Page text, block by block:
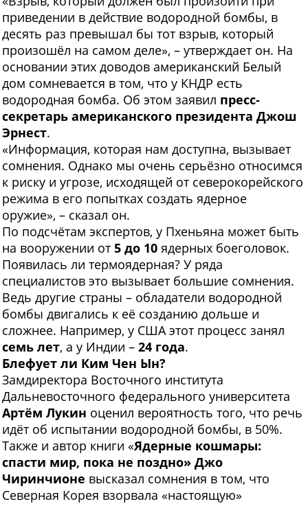
приведении в действие водородной бомбы, в
десять раз превышал бы тот взрыв, который
произошёл на самом деле», – утверждает он. На
основании этих доводов американский Белый
дом сомневается в том, что у КНДР есть
водородная бомба. Об этом заявил пресс-
секретарь американского президента Джош
Эрнест.
«Информация, которая нам доступна, вызывает
сомнения. Однако мы очень серьёзно относимся
к риску и угрозе, исходящей от северокорейского
режима в его попытках создать ядерное
оружие», – сказал он.
По подсчётам экспертов, у Пхеньяна может быть
на вооружении от 5 до 10 ядерных боеголовок.
Появилась ли термоядерная? У ряда
специалистов это вызывает большие сомнения.
Ведь другие страны – обладатели водородной
бомбы двигались к её созданию дольше и
сложнее. Например, у США этот процесс занял
семь лет, а у Индии – 24 года.
Блефует ли Ким Чен Ын?
Замдиректора Восточного института
Дальневосточного федерального университета
Артём Лукин оценил вероятность того, что речь
идёт об испытании водородной бомбы, в 50%.
Также и автор книги «Ядерные кошмары:
спасти мир, пока не поздно» Джо
Чиринчионе высказал сомнения в том, что
Северная Корея взорвала «настоящую»